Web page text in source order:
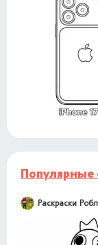
Популярные
Раскраски